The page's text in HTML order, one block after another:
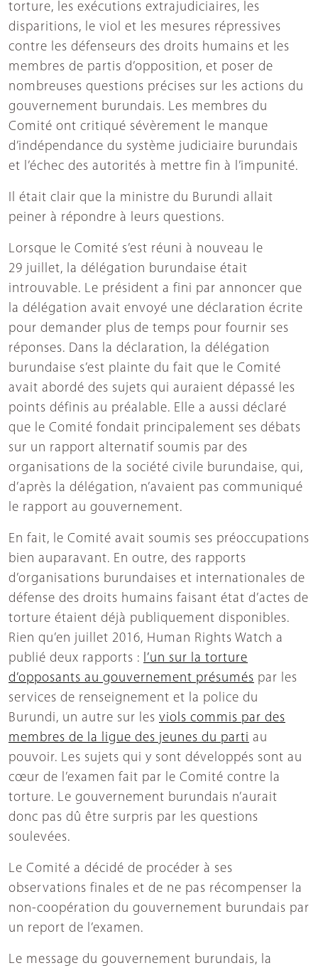
torture, les exécutions extrajudiciaires, les
disparitions, le viol et les mesures répressives
contre les défenseurs des droits humains et les
membres de partis d’opposition, et poser de
nombreuses questions précises sur les actions du
gouvernement burundais. Les membres du
Comité ont critiqué sévèrement le manque
d’indépendance du système judiciaire burundais
et l’échec des autorités à mettre fin à l’impunité.
Il était clair que la ministre du Burundi allait
peiner à répondre à leurs questions.
Lorsque le Comité s’est réuni à nouveau le
29 juillet, la délégation burundaise était
introuvable. Le président a fini par annoncer que
la délégation avait envoyé une déclaration écrite
pour demander plus de temps pour fournir ses
réponses. Dans la déclaration, la délégation
burundaise s’est plainte du fait que le Comité
avait abordé des sujets qui auraient dépassé les
points définis au préalable. Elle a aussi déclaré
que le Comité fondait principalement ses débats
sur un rapport alternatif soumis par des
organisations de la société civile burundaise, qui,
d’après la délégation, n’avaient pas communiqué
le rapport au gouvernement.
En fait, le Comité avait soumis ses préoccupations
bien auparavant. En outre, des rapports
d’organisations burundaises et internationales de
défense des droits humains faisant état d’actes de
torture étaient déjà publiquement disponibles.
Rien qu’en juillet 2016, Human Rights Watch a
publié deux rapports : l’un sur la torture
d’opposants au gouvernement présumés par les
services de renseignement et la police du
Burundi, un autre sur les viols commis par des
membres de la ligue des jeunes du parti au
pouvoir. Les sujets qui y sont développés sont au
cœur de l’examen fait par le Comité contre la
torture. Le gouvernement burundais n’aurait
donc pas dû être surpris par les questions
soulevées.
Le Comité a décidé de procéder à ses
observations finales et de ne pas récompenser la
non-coopération du gouvernement burundais par
un report de l’examen.
Le message du gouvernement burundais, la